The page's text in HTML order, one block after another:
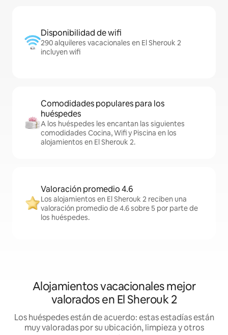
Disponibilidad de wifi
290 alquileres vacacionales en El Sherouk 2
incluyen wifi
Comodidades populares para los
huéspedes
A los huéspedes les encantan las siguientes
comodidades Cocina, Wifi y Piscina en los
alojamientos en El Sherouk 2.
Valoración promedio 4.6
Los alojamientos en El Sherouk 2 reciben una
valoración promedio de 4.6 sobre 5 por parte de
los huéspedes.
Alojamientos vacacionales mejor
valorados en El Sherouk 2
Los huéspedes están de acuerdo: estas estadías están
muy valoradas por su ubicación, limpieza y otros